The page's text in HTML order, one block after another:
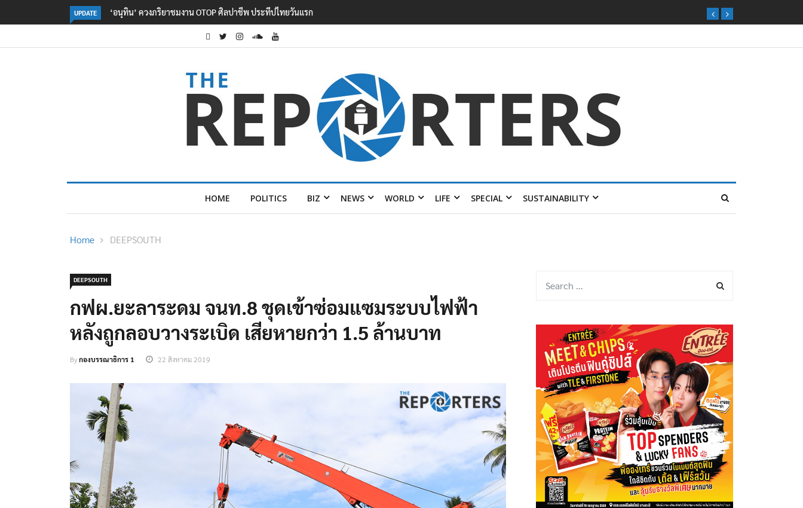
UPDATE ลอรีอัลโชว์ผลประกอบการครึ่งปีแรกโต 6.5% กวาดรายได้ 2.3 หมื่นล้านยูโร คว้าไลเซนส์ ‘กุชชี่’ 50 ปี พร้อมส่ง 4 แบรนด์ใหม่บุกตลาดไทย
HOME POLITICS BIZ NEWS WORLD LIFE SPECIAL SUSTAINABILITY
Home DEEPSOUTH
DEEPSOUTH
กฟผ.ยะลาระดม จนท.8 ชุดเข้าซ่อมแซมระบบไฟฟ้า
หลังถูกลอบวางระเบิด เสียหายกว่า 1.5 ล้านบาท
Byกองบรรณาธิการ 1 22 สิงหาคม 2019